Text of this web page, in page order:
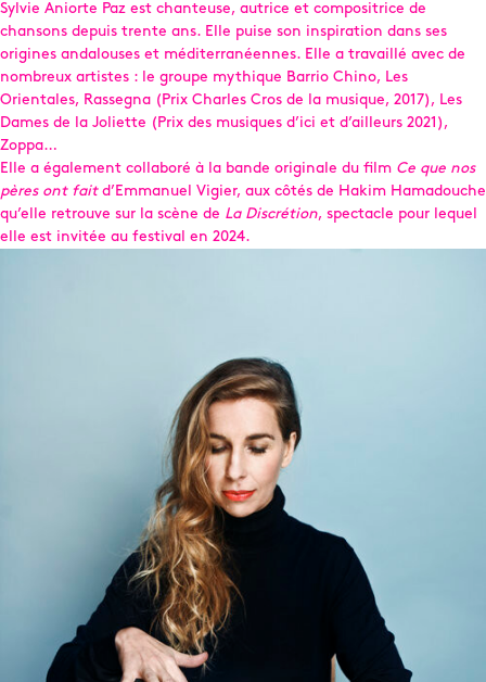
Sylvie Aniorte Paz est chanteuse, autrice et compositrice de
chansons depuis trente ans. Elle puise son inspiration dans ses
origines andalouses et méditerranéennes. Elle a travaillé avec de
nombreux artistes : le groupe mythique Barrio Chino, Les
Orientales, Rassegna (Prix Charles Cros de la musique, 2017), Les
Dames de la Joliette (Prix des musiques d’ici et d’ailleurs 2021),
Zoppa…
Elle a également collaboré à la bande originale du film Ce que nos
pères ont faitd’Emmanuel Vigier, aux côtés de Hakim Hamadouche
qu’elle retrouve sur la scène de La Discrétion, spectacle pour lequel
elle est invitée au festival en 2024.